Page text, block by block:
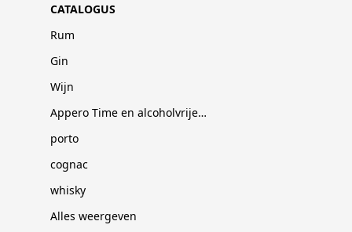
CATALOGUS
Rum
Gin
Wijn
Appero Time en alcoholvrije dranken
porto
cognac
whisky
Alles weergeven